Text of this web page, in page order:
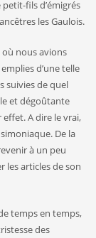
fils d’émigrés
les Gaulois.
nous avions
d’une telle
suivies de quel
et dégoûtante
A dire le vrai,
De la
à un peu
les articles de son
temps en temps,
des